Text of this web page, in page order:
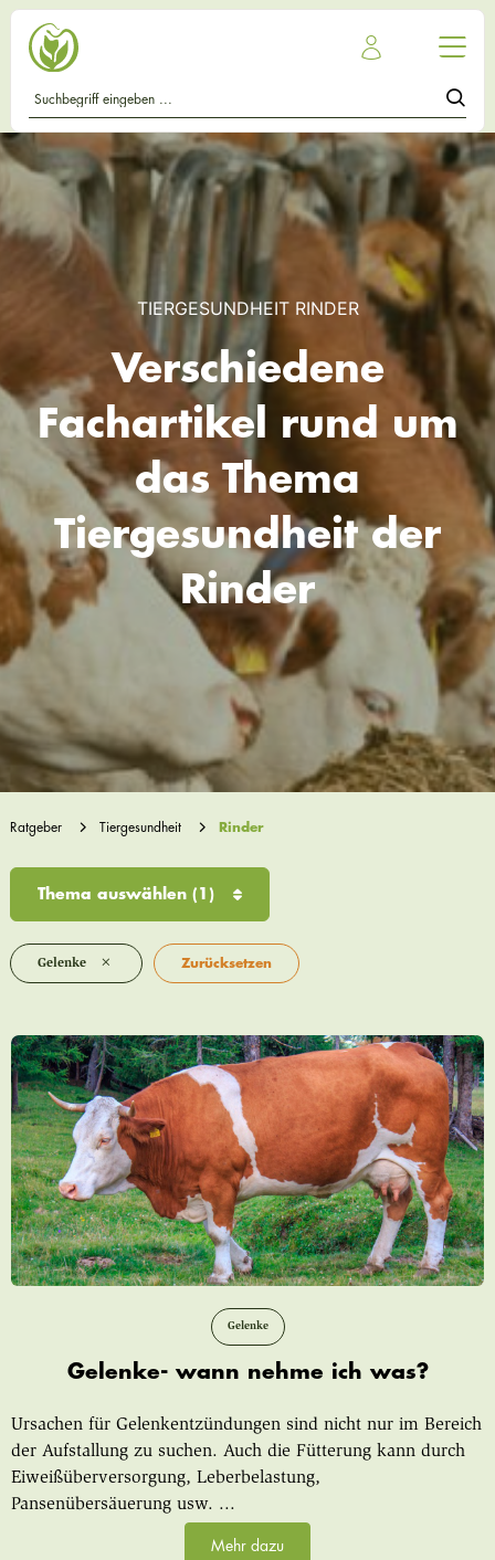
TIERGESUNDHEIT RINDER
Verschiedene
Fachartikel rund um
das Thema
Tiergesundheit der
Rinder
Ratgeber Tiergesundheit Rinder
Thema auswählen (1)
Gelenke × Zurücksetzen
Gelenke
Gelenke- wann nehme ich was?
Ursachen für Gelenkentzündungen sind nicht nur im Bereich
der Aufstallung zu suchen. Auch die Fütterung kann durch
Eiweißüberversorgung, Leberbelastung,
Pansenübersäuerung usw. ...
Mehr dazu